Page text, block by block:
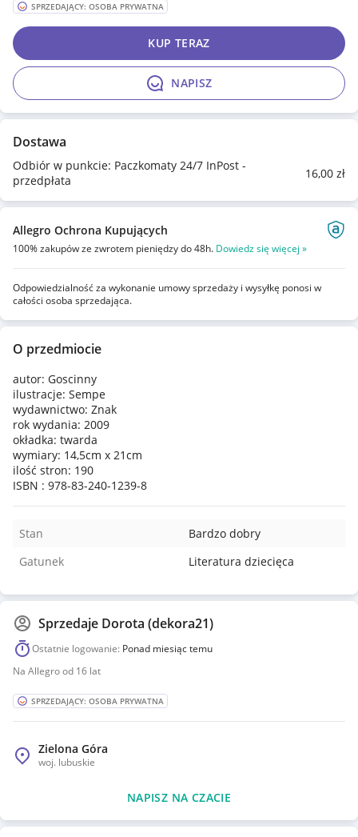
SPRZEDAJĄCY: OSOBA PRYWATNA
NAPISZ
KUP TERAZ
Dostawa
Odbiór w punkcie: Paczkomaty 24/7 InPost -
przedpłata
16,00 zł
Allegro Ochrona Kupujących
100% zakupów ze zwrotem pieniędzy do 48h. Dowiedz się więcej »
Odpowiedzialność za wykonanie umowy sprzedaży i wysyłkę ponosi w
całości osoba sprzedająca.
O przedmiocie
autor: Goscinny
ilustracje: Sempe
wydawnictwo: Znak
rok wydania: 2009
okładka: twarda
wymiary: 14,5cm x 21cm
ilość stron: 190
ISBN : 978-83-240-1239-8
Stan
Bardzo dobry
Gatunek
Literatura dziecięca
Sprzedaje Dorota (dekora21)
Ostatnie logowanie: Ponad miesiąc temu
Na Allegro od 16 lat
SPRZEDAJĄCY: OSOBA PRYWATNA
Zielona Góra
woj. lubuskie
NAPISZ NA CZACIE